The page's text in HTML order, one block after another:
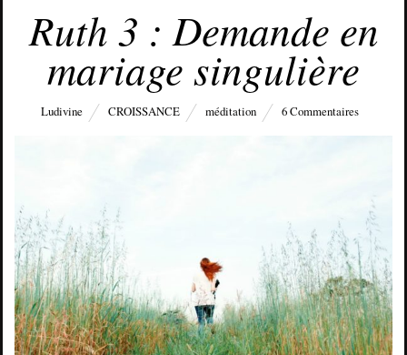
Ruth 3 : Demande en
mariage singulière
Ludivine CROISSANCE méditation 6 Commentaires